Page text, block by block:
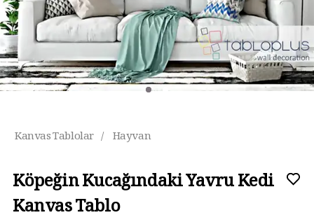
Kanvas Tablolar / Hayvan
Köpeğin Kucağındaki Yavru Kedi
Kanvas Tablo